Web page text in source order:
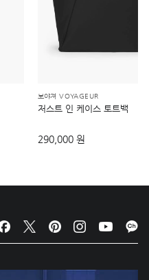
보야져 VOYAGEUR
저스트 인 케이스 토트백
290,000 원